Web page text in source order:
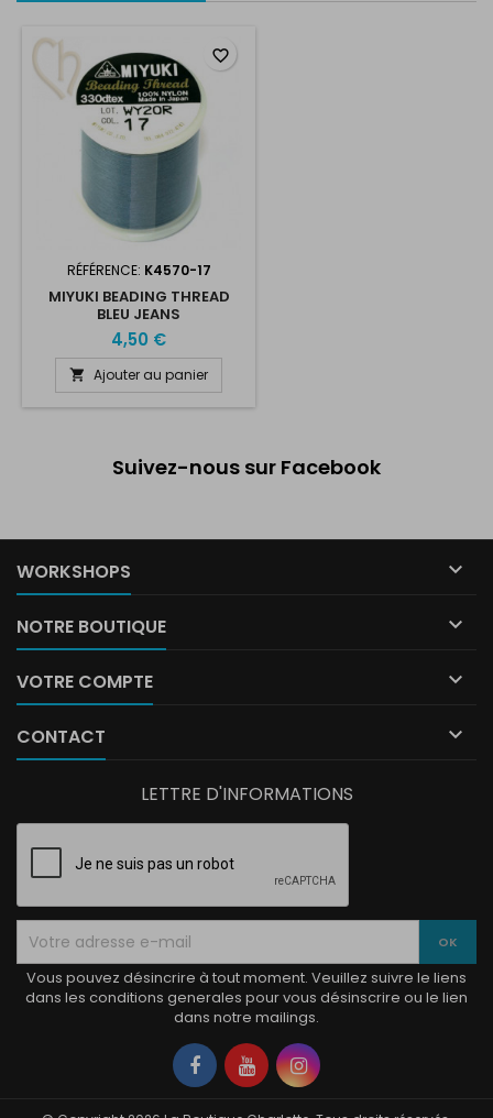
RÉFÉRENCE: K4570-17
MIYUKI BEADING THREAD
BLEU JEANS
4,50 €
 Ajouter au panier
favorite_border
Suivez-nous sur Facebook
WORKSHOPS 
NOTRE BOUTIQUE 
VOTRE COMPTE 
CONTACT 
LETTRE D'INFORMATIONS
Vous pouvez désincrire à tout moment. Veuillez suivre le liens
dans les conditions generales pour vous désinscrire ou le lien
dans notre mailings.
Facebook
YouTubeInstagram